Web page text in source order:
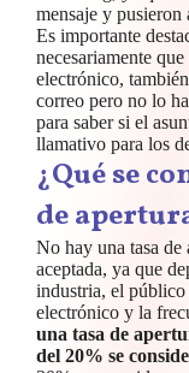
mensaje y
Es importante
necesariamente
electrónico,
correo pero no lo
para saber si el
llamativo para los
¿Qué se
de
No hay una tasa de
aceptada, ya que
industria, el
electrónico y la
una tasa de
del 20% se